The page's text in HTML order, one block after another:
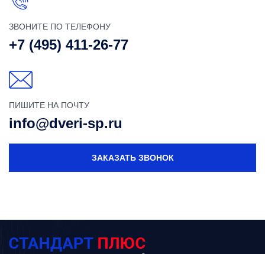
ЗВОНИТЕ ПО ТЕЛЕФОНУ
+7 (495) 411-26-77
ПИШИТЕ НА ПОЧТУ
info@dveri-sp.ru
ЗАКАЗАТЬ ЗВОНОК